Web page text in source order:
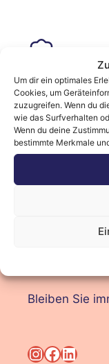
Um dir ein optimales
Cookies, um
zuzugreifen. Wenn du
wie das Surfverhalten
Wenn du deine
bestimmte Merkmale
Unser
Wir sind für
ohne
Bleiben Sie
Instagram